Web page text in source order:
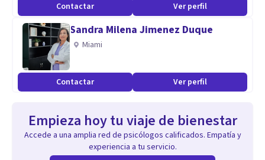
Contactar Ver perfil
Sandra Milena Jimenez Duque
Miami
Contactar Ver perfil
Empieza hoy tu viaje de bienestar
Accede a una amplia red de psicólogos calificados. Empatía y
experiencia a tu servicio.